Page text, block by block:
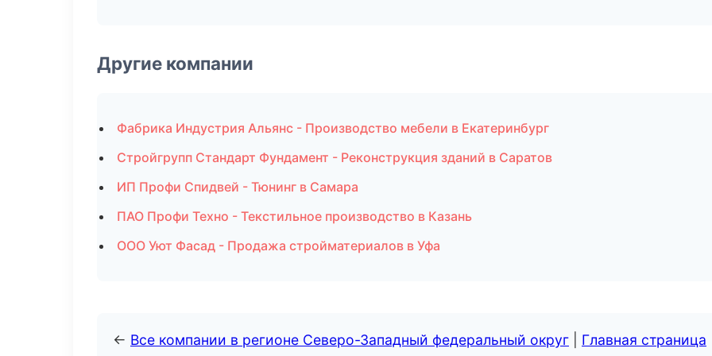
Другие компании
Фабрика Индустрия Альянс - Производство мебели в Екатеринбург
Стройгрупп Стандарт Фундамент - Реконструкция зданий в Саратов
ИП Профи Спидвей - Тюнинг в Самара
ПАО Профи Техно - Текстильное производство в Казань
ООО Уют Фасад - Продажа стройматериалов в Уфа
← Все компании в регионе Северо-Западный федеральный округ Главная страница